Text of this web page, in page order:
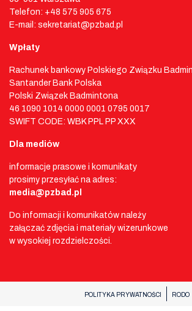
Telefon: +48 575 905 675
E-mail: sekretariat@pzbad.pl
Wpłaty
Rachunek bankowy Polskiego Związku
Santander Bank Polska
Polski Związek Badmintona
46 1090 1014 0000 0001 0795 0017
SWIFT CODE: WBK PPL PP XXX
Dla mediów
informacje prasowe i komunikaty
prosimy przesyłać na adres:
media@pzbad.pl
Do informacji i komunikatów należy
załączać zdjęcia i materiały wizerunkowe
w wysokiej rozdzielczości.
POLITYKA PRYWATNOŚCI RODO